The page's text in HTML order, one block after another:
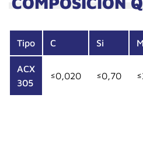
Tipo C Si
ACX
305
≤0,020 ≤0,70